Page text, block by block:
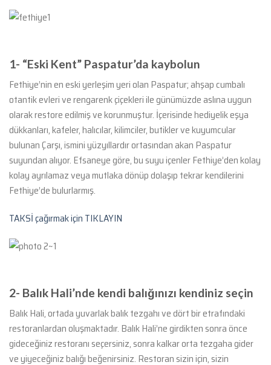
1- “Eski Kent” Paspatur’da kaybolun
Fethiye’nin en eski yerleşim yeri olan Paspatur; ahşap cumbalı
otantik evleri ve rengarenk çiçekleri ile günümüzde aslına uygun
olarak restore edilmiş ve korunmuştur. İçerisinde hediyelik eşya
dükkanları, kafeler, halıcılar, kilimciler, butikler ve kuyumcular
bulunan Çarşı, ismini yüzyıllardır ortasından akan Paspatur
suyundan alıyor. Efsaneye göre, bu suyu içenler Fethiye’den kolay
kolay ayrılamaz veya mutlaka dönüp dolaşıp tekrar kendilerini
Fethiye’de bulurlarmış.
TAKSİ çağırmak için TIKLAYIN
2- Balık Hali’nde kendi balığınızı kendiniz seçin
Balık Hali, ortada yuvarlak balık tezgahı ve dört bir etrafındaki
restoranlardan oluşmaktadır. Balık Hali’ne girdikten sonra önce
gideceğiniz restoranı seçersiniz, sonra kalkar orta tezgaha gider
ve yiyeceğiniz balığı beğenirsiniz. Restoran sizin için, sizin